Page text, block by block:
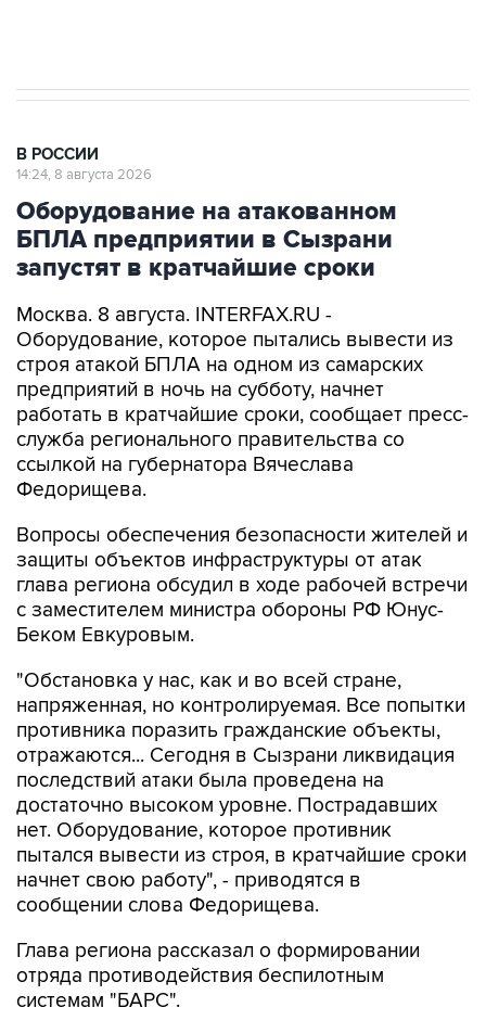
В РОССИИ
14:24, 8 августа 2026
Оборудование на атакованном
БПЛА предприятии в Сызрани
запустят в кратчайшие сроки
Москва. 8 августа. INTERFAX.RU -
Оборудование, которое пытались вывести из
строя атакой БПЛА на одном из самарских
предприятий в ночь на субботу, начнет
работать в кратчайшие сроки, сообщает пресс-
служба регионального правительства со
ссылкой на губернатора Вячеслава
Федорищева.
Вопросы обеспечения безопасности жителей и
защиты объектов инфраструктуры от атак
глава региона обсудил в ходе рабочей встречи
с заместителем министра обороны РФ Юнус-
Беком Евкуровым.
"Обстановка у нас, как и во всей стране,
напряженная, но контролируемая. Все попытки
противника поразить гражданские объекты,
отражаются... Сегодня в Сызрани ликвидация
последствий атаки была проведена на
достаточно высоком уровне. Пострадавших
нет. Оборудование, которое противник
пытался вывести из строя, в кратчайшие сроки
начнет свою работу", - приводятся в
сообщении слова Федорищева.
Глава региона рассказал о формировании
отряда противодействия беспилотным
системам "БАРС".